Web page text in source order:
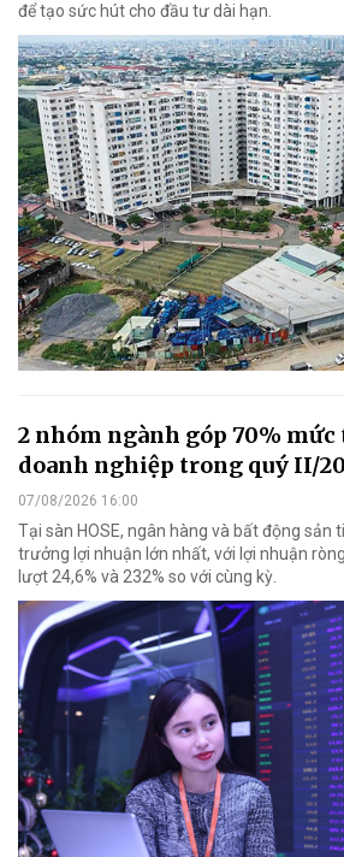
để tạo sức hút cho đầu tư dài hạn.
2 nhóm ngành góp 70%
doanh nghiệp trong quý II/
07/08/2026 16:00
Tại sàn HOSE, ngân hàng và bất động sản
trưởng lợi nhuận lớn nhất, với lợi nhuận
lượt 24,6% và 232% so với cùng kỳ.